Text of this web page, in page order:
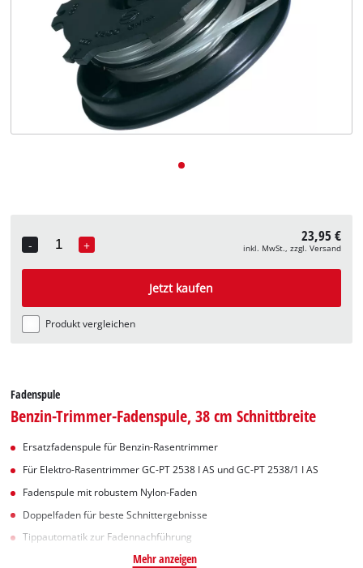
Deutsch
English
-
Quantity
+ 23,95 €
inkl. MwSt., zzgl. Versand
Jetzt kaufen
Produkt vergleichen
Fadenspule
Benzin-Trimmer-Fadenspule, 38 cm Schnittbreite
Ersatzfadenspule für Benzin-Rasentrimmer
Für Elektro-Rasentrimmer GC-PT 2538 I AS und GC-PT 2538/1 I AS
Fadenspule mit robustem Nylon-Faden
Doppelfaden für beste Schnittergebnisse
Tippautomatik zur Fadennachführung
Mehr anzeigen